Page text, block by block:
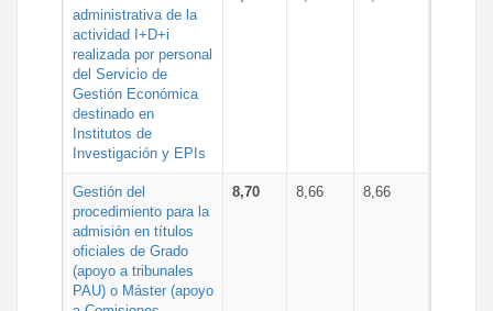
administrativa de la
actividad I+D+i
realizada por personal
del Servicio de
Gestión Económica
destinado en
Institutos de
Investigación y EPIs
Gestión del
procedimiento para la
admisión en títulos
oficiales de Grado
(apoyo a tribunales
PAU) o Máster (apoyo
8,70 8,66 8,66